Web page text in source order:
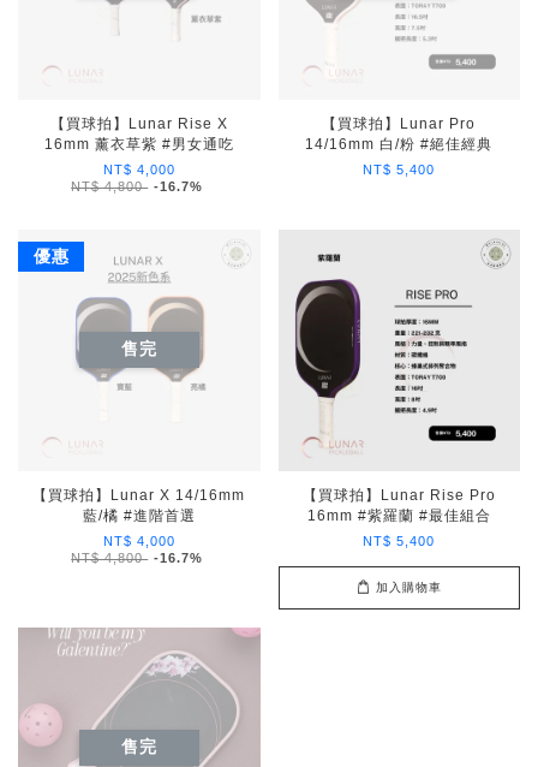
【買球拍】Lunar Rise X
16mm 薰衣草紫 #男女通吃
NT$ 4,000
NT$ 4,800 -16.7%
【買球拍】Lunar Pro
14/16mm 白/粉 #絕佳經典
NT$ 5,400
優惠
售完
【買球拍】Lunar X 14/16mm
藍/橘 #進階首選
NT$ 4,000
NT$ 4,800 -16.7%
【買球拍】Lunar Rise Pro
16mm #紫羅蘭 #最佳組合
NT$ 5,400
加入購物車
售完